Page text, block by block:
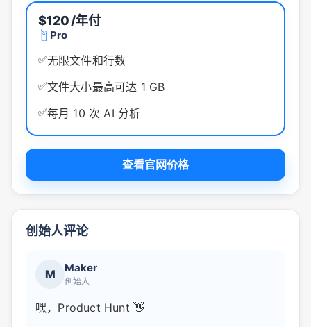
$120/年付
Pro
✅无限文件和行数
✅文件大小最高可达 1 GB
✅每月 10 次 AI 分析
查看官网价格
创始人评论
M Maker
创始人
嘿，Product Hunt 👋